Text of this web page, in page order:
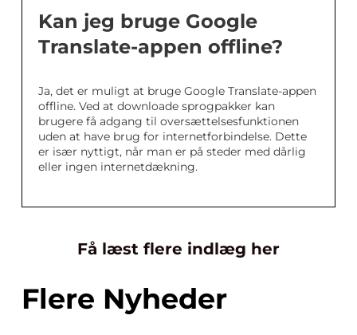
Kan jeg bruge Google
Translate-appen offline?
Ja, det er muligt at bruge Google Translate-appen
offline. Ved at downloade sprogpakker kan
brugere få adgang til oversættelsesfunktionen
uden at have brug for internetforbindelse. Dette
er især nyttigt, når man er på steder med dårlig
eller ingen internetdækning.
Få læst flere indlæg her
Flere Nyheder